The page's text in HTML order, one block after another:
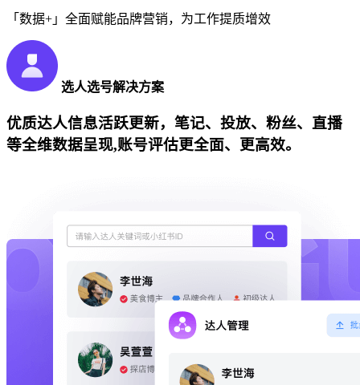
「数据+」全面赋能品牌营销，为工作提质增效
选人选号解决方案
优质达人信息活跃更新，笔记、投放、粉丝、直播
等全维数据呈现,账号评估更全面、更高效。